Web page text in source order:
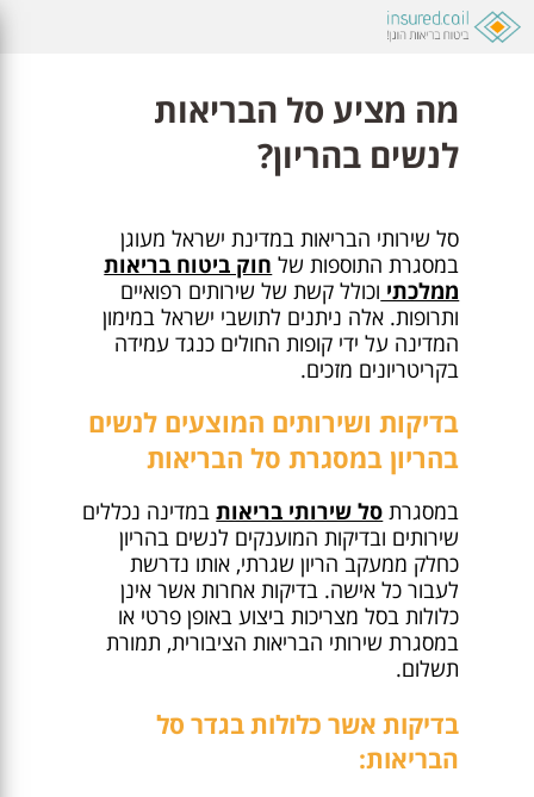
מה מציע סל הבריאות
לנשים בהריון?
סל שירותי הבריאות במדינת ישראל מעוגן
במסגרת התוספות של חוק ביטוח בריאות
ממלכתי וכולל קשת של שירותים רפואיים
ותרופות. אלה ניתנים לתושבי ישראל במימון
המדינה על ידי קופות החולים כנגד עמידה
בקריטריונים מזכים.
בדיקות ושירותים המוצעים לנשים
בהריון במסגרת סל הבריאות
במסגרת סל שירותי בריאותבמדינה נכללים
שירותים ובדיקות המוענקים לנשים בהריון
כחלק ממעקב הריון שגרתי, אותו נדרשת
לעבור כל אישה. בדיקות אחרות אשר אינן
כלולות בסל מצריכות ביצוע באופן פרטי או
במסגרת שירותי הבריאות הציבורית, תמורת
תשלום.
בדיקות אשר כלולות בגדר סל
הבריאות: